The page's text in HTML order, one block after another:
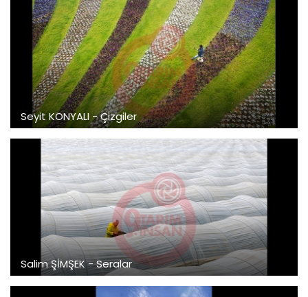
Seyit KONYALI - Çizgiler
Salim ŞİMŞEK - Seralar